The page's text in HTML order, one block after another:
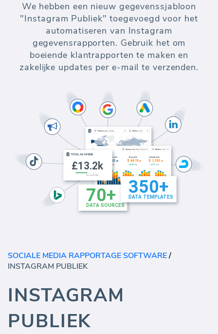
We hebben een nieuw gegevenssjabloon
"Instagram Publiek" toegevoegd voor het
automatiseren van Instagram
gegevensrapporten. Gebruik het om
boeiende klantrapporten te maken en
zakelijke updates per e-mail te verzenden.
SOCIALE MEDIA RAPPORTAGE SOFTWARE/
INSTAGRAM PUBLIEK
INSTAGRAM
PUBLIEK